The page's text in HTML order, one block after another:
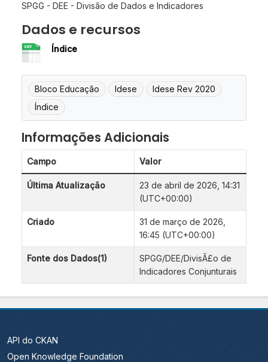
SPGG - DEE - Divisão de Dados e Indicadores
Dados e recursos
Índice
Bloco Educação Idese
Idese Rev 2020
Índice
Informações Adicionais
Campo Valor
Última Atualização
23 de abril de 2026, 14:31
(UTC+00:00)
Criado
31 de março de 2026,
16:45 (UTC+00:00)
Fonte dos Dados(1)
SPGG/DEE/DivisÃ£o de
Indicadores Conjunturais
API do CKAN
Open Knowledge Foundation